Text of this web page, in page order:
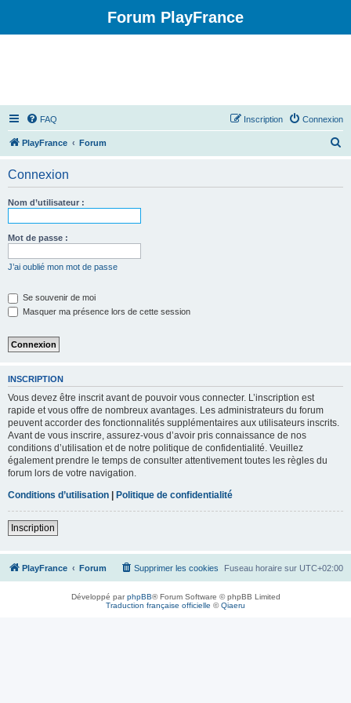
Forum PlayFrance
FAQ Connexion
Inscription
PlayFrance Forum
Connexion
Nom d’utilisateur :
Mot de passe :
J’ai oublié mon mot de passe
Se souvenir de moi
Masquer ma présence lors de cette session
INSCRIPTION
Vous devez être inscrit avant de pouvoir vous connecter. L’inscription est
rapide et vous offre de nombreux avantages. Les administrateurs du forum
peuvent accorder des fonctionnalités supplémentaires aux utilisateurs inscrits.
Avant de vous inscrire, assurez-vous d’avoir pris connaissance de nos
conditions d’utilisation et de notre politique de confidentialité. Veuillez
également prendre le temps de consulter attentivement toutes les règles du
forum lors de votre navigation.
Conditions d’utilisation | Politique de confidentialité
Inscription
PlayFrance Forum Fuseau horaire sur UTC+02:00
Supprimer les cookies
Développé parphpBB® Forum Software © phpBB Limited
Traduction française officielle ©Qiaeru